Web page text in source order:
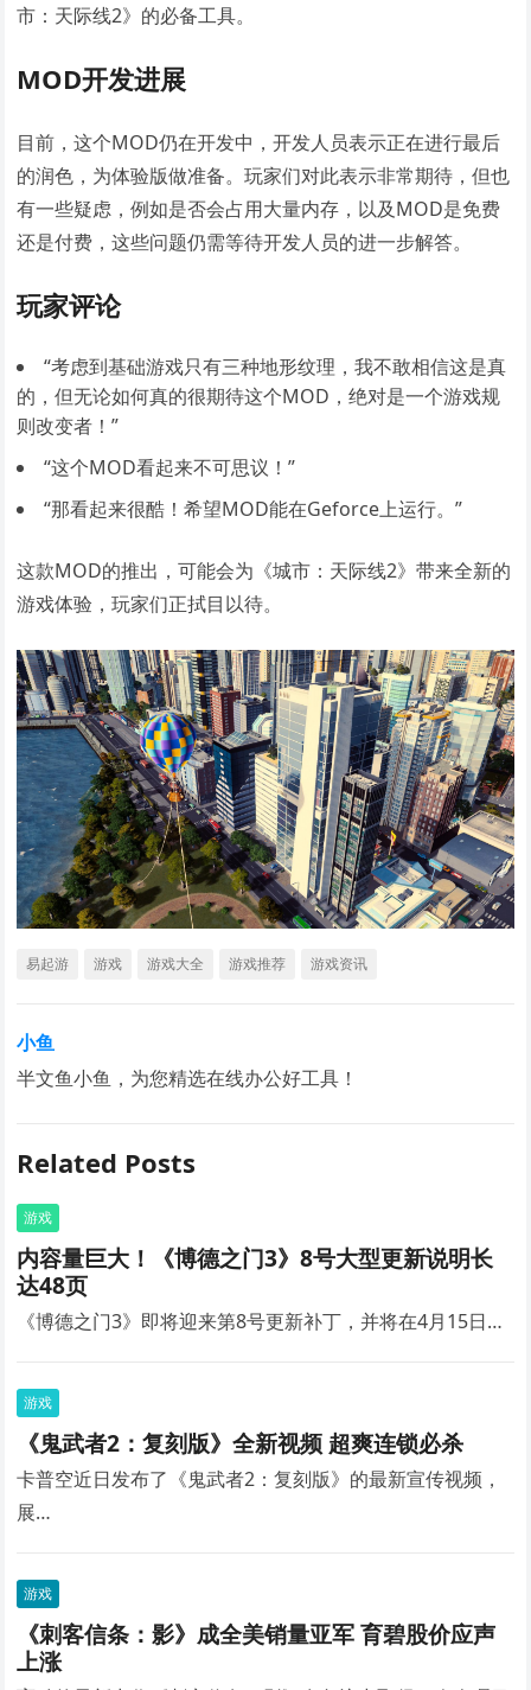
市：天际线2》的必备工具。
MOD开发进展
目前，这个MOD仍在开发中，开发人员表示正在进行最后
的润色，为体验版做准备。玩家们对此表示非常期待，但也
有一些疑虑，例如是否会占用大量内存，以及MOD是免费
还是付费，这些问题仍需等待开发人员的进一步解答。
玩家评论
“考虑到基础游戏只有三种地形纹理，我不敢相信这是真
的，但无论如何真的很期待这个MOD，绝对是一个游戏规
则改变者！”
“这个MOD看起来不可思议！”
“那看起来很酷！希望MOD能在Geforce上运行。”
这款MOD的推出，可能会为《城市：天际线2》带来全新的
游戏体验，玩家们正拭目以待。
易起游 游戏 游戏大全 游戏推荐 游戏资讯
小鱼
半文鱼小鱼，为您精选在线办公好工具！
Related Posts
游戏
内容量巨大！《博德之门3》8号大型更新说明长
达48页
《博德之门3》即将迎来第8号更新补丁，并将在4月15日…
游戏
《鬼武者2：复刻版》全新视频 超爽连锁必杀
卡普空近日发布了《鬼武者2：复刻版》的最新宣传视频，
展…
游戏
《刺客信条：影》成全美销量亚军 育碧股价应声
上涨